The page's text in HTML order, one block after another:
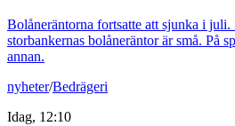
Bolåneräntorna fortsatte att sjunka i
storbankernas bolåneräntor är små. På
annan.
nyheter/Bedrägeri
Idag, 12:10